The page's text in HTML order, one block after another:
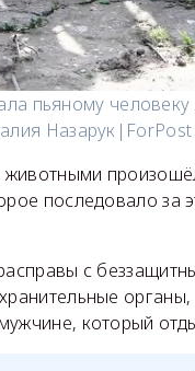
пьяному человеку
Назарук|ForPost
последовало за
с
который